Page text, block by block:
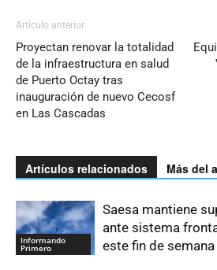
Artículo anterior
Proyectan renovar la totalidad
de la infraestructura en salud
de Puerto Octay tras
inauguración de nuevo Cecosf
en Las Cascadas
Artículos relacionados Más del
Informando
Primero
Saesa mantiene
ante sistema
este fin de semana